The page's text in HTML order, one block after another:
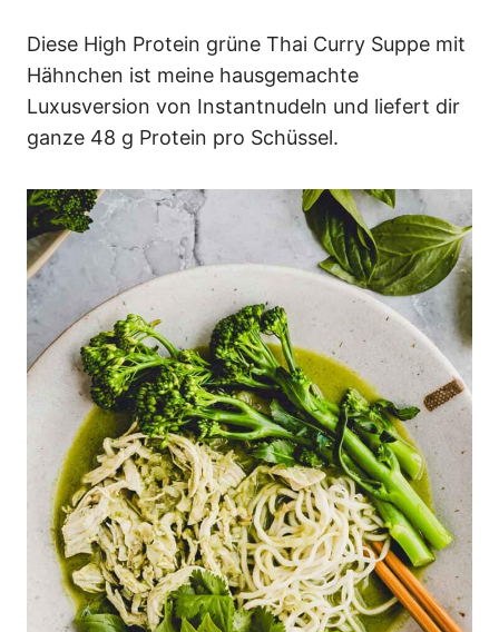
Diese High Protein grüne Thai Curry Suppe mit
Hähnchen ist meine hausgemachte
Luxusversion von Instantnudeln und liefert dir
ganze 48 g Protein pro Schüssel.